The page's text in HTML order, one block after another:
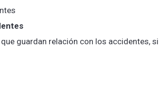
guardan relación con los accidentes,